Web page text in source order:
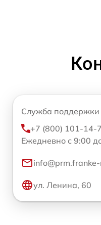
Служба поддержки
+7 (800) 101-14-
Ежедневно с 9:00
ул. Ленина, 60